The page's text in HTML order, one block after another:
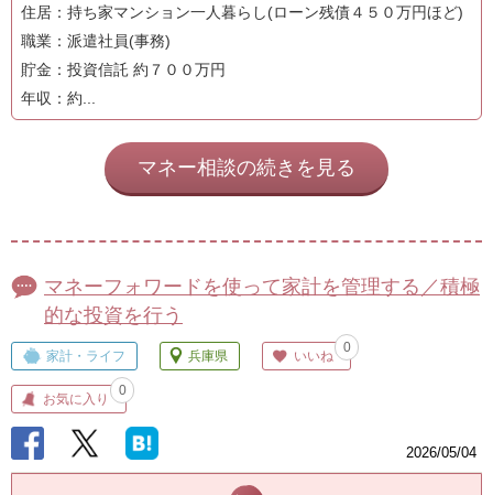
住居：持ち家マンション一人暮らし(ローン残債４５０万円ほど)
職業：派遣社員(事務)
貯金：投資信託 約７００万円
年収：約...
マネー相談の続きを見る
マネーフォワードを使って家計を管理する／積極
的な投資を行う
家計・ライフ 兵庫県 いいね
0
お気に入り
0
2026/05/04